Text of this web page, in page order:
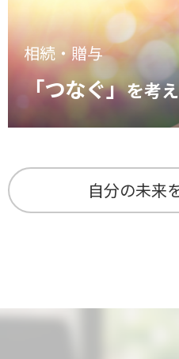
相続・贈与
「つなぐ」を考
自分の未来